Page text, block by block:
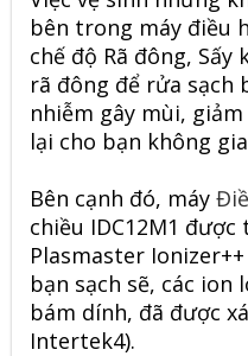
bên trong máy điều
chế độ Rã đông,
rã đông để rửa sạch
nhiễm gây mùi,
lại cho bạn không
Bên cạnh đó, máy
chiều IDC12M1
Plasmaster
bạn sạch sẽ, các ion
bám dính, đã được
Intertek4).